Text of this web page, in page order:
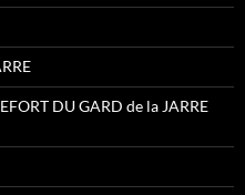
DU GARD de la JARRE